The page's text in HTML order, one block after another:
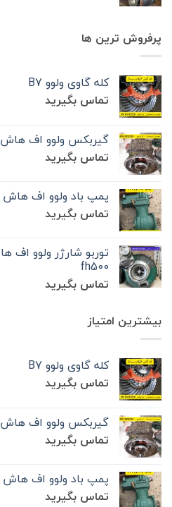
پرفروش ترین ها
کله گاوی ولوو B7
تماس بگیرید
گیربکس ولوو اف هاش FH13
تماس بگیرید
پمپ باد ولوو اف هاش FH12
تماس بگیرید
fh500
تماس بگیرید
بیشترین امتیاز
کله گاوی ولوو B7
تماس بگیرید
گیربکس ولوو اف هاش FH13
تماس بگیرید
پمپ باد ولوو اف هاش FH12
تماس بگیرید